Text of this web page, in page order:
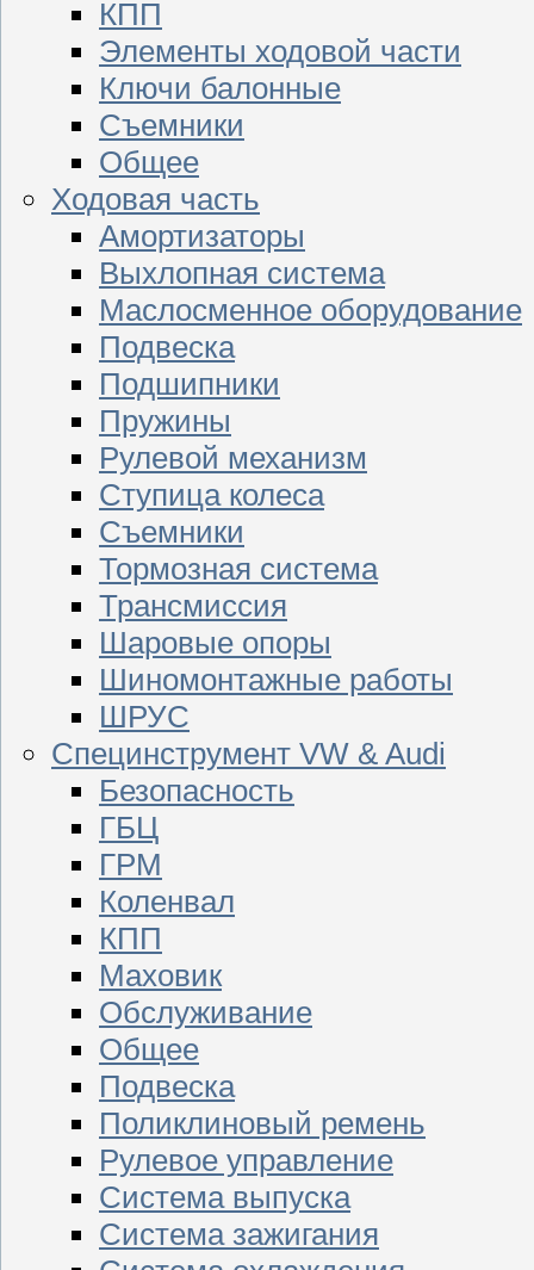
КПП
Элементы ходовой части
Ключи балонные
Съемники
Общее
Ходовая часть
Амортизаторы
Выхлопная система
Маслосменное оборудование
Подвеска
Подшипники
Пружины
Рулевой механизм
Ступица колеса
Съемники
Тормозная система
Трансмиссия
Шаровые опоры
Шиномонтажные работы
ШРУС
Специнструмент VW & Audi
Безопасность
ГБЦ
ГРМ
Коленвал
КПП
Маховик
Обслуживание
Общее
Подвеска
Поликлиновый ремень
Рулевое управление
Система выпуска
Система зажигания